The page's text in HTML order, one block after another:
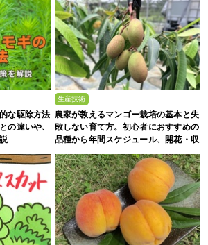
な駆除方法
の違いや、
生産技術
農家が教えるマンゴー栽培の基本と失
敗しない育て方。初心者におすすめの
品種から年間スケジュール、開花・収